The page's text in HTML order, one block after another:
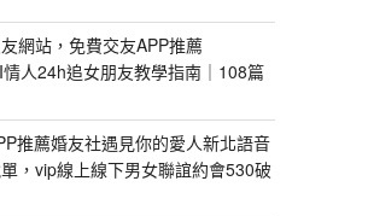
網站，免費交友APP推薦
人24h追女朋友教學指南｜108篇
推薦婚友社遇見你的愛人新北語音
，vip線上線下男女聯誼約會530破